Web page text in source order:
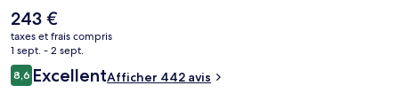
bord de piscine et un snack-bar/une épicerie fine, tandis que, petit
plus pratique, les chambres bénéficient d'un réfrigérateur et d'un
micro-ondes.
Le
prix
actuel
est
de
243 €
taxes et frais compris
1 sept. - 2 sept.
Avis
voyageurs
8,68,6 sur 10
ExcellentAfficher 442 avis